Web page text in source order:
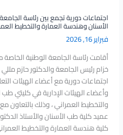
اجتماعات دورية تجمع بين رئاسة
الأسنان وهندسة العمارة والتخطيط
فبراير 16, 2026
أقامت رئاسة الجامعة الوطنية الخاصة
خزام رئيس الجامعة والدكتور حازم
اجتماعات دورية مع أعضاء الهيئات
وأعضاء الهيئات الإدارية في كليتي
والتخطيط العمراني ، وذلك بالتعاون
عميد كلية طب الأسنان والأستاذ
كلية هندسة العمارة والتخطيط
وهندسة
العمارة
والتخطيط
العمراني